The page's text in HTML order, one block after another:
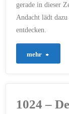
gerade in dieser
Andacht lädt
entdecken.
mehr
1024 –